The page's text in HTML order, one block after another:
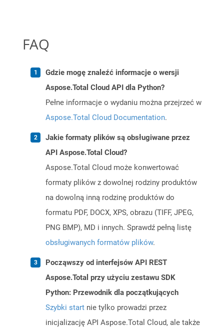
FAQ
Gdzie mogę znaleźć informacje o wersji
Aspose.Total Cloud API dla Python?
Pełne informacje o wydaniu można przejrzeć w
Aspose.Total Cloud Documentation.
Jakie formaty plików są obsługiwane przez
API Aspose.Total Cloud?
Aspose.Total Cloud może konwertować
formaty plików z dowolnej rodziny produktów
na dowolną inną rodzinę produktów do
formatu PDF, DOCX, XPS, obrazu (TIFF, JPEG,
PNG BMP), MD i innych. Sprawdź pełną listę
obsługiwanych formatów plików.
Począwszy od interfejsów API REST
Aspose.Total przy użyciu zestawu SDK
Python: Przewodnik dla początkujących
Szybki start nie tylko prowadzi przez
inicjalizację API Aspose.Total Cloud, ale także